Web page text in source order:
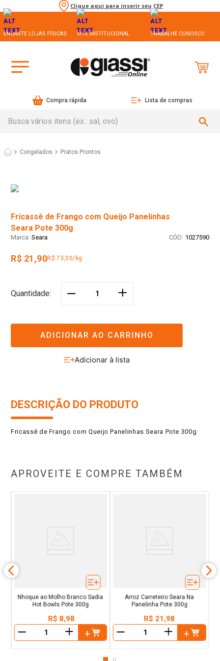
Clique aqui para inserir seu CEP
ENCARTE LOJAS FÍSICAS SITE INSTITUCIONAL TRABALHE CONOSCO
Compra rápida Lista de compras
Congelados Pratos Prontos
Fricassê de Frango com Queijo Panelinhas
Seara Pote 300g
Seara : 1027590
R$ 21,90R$ 73,00/kg
Quantidade ＋
ADICIONAR AO CARRINHO
DESCRIÇÃO DO PRODUTO
Fricassê de Frango com Queijo Panelinhas Seara Pote 300g
APROVEITE E COMPRE TAMBÉM
Nhoque ao Molho Branco Sadia
Hot Bowls Pote 300g
R$ 8,98
＋
Arroz Carreteiro Seara Na
Panelinha Pote 300g
R$ 21,98
＋